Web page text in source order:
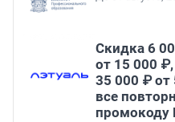
Скидка 6
от 15 000
35 000 ₽ от
все